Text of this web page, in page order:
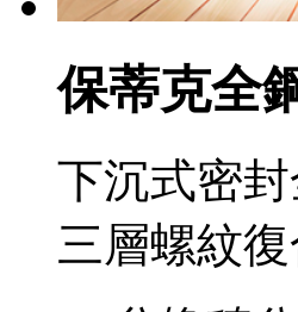
保蒂克全
下沉式密封
三層螺紋